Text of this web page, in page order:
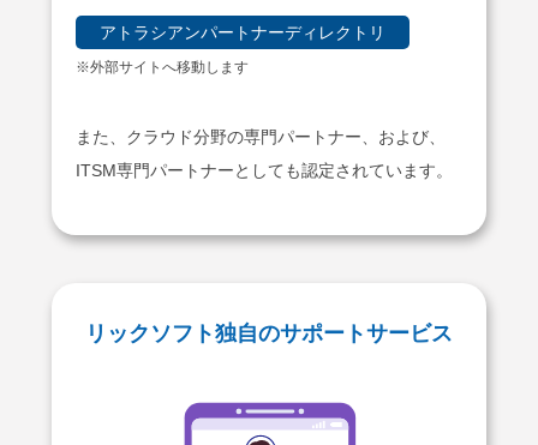
アトラシアンパートナーディレクトリ
※外部サイトへ移動します
また、クラウド分野の専門パートナー、および、
ITSM専門パートナーとしても認定されています。
リックソフト独⾃のサポートサービス